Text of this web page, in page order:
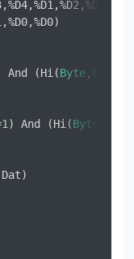
And (Hi(Byte ,Cnt)
1 ) And (Hi(Byte